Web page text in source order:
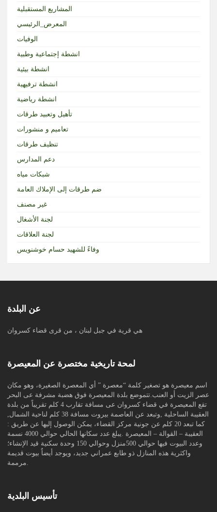
المشاريع المستقبلية
المعرض_الرئيسي
الوفيات
انشطة إجتماعية وطبية
انشطة بيئية
انشطة ترفيهية
انشطة رياضية
تأهيل وتعبيد طرقات
تعاميم و منشورات
تنظيف طرقات
دعم المدارس
شبكات مياه
ضم طرقات إلى الإملاك العامة
غير مصنف
لجنة الأشغال
لجنة العلاقات
وفاءً للشهيد حسام خوشنويس
عن البلدة
هي قرية في جبل لبنان ، من قرى قضاء كسروان
لمحة تاريخية مختصرة عن المعيصرة
اسم معيصرة هو تصغير كلمة “معصرة ” أي المعصرة الصغيرة، وهو مكان
عصر الزيت أو العنب.تتموضع بلدة المعيصرة فوق هضبة مشرفة عى البحر
تقع المعيصرة في قضاء كسروان عى مسافة تقارب 4 كلم تقريباً من بلدة
العقيبة الساحلية ,وتبعد عن العاصمة بيروت مسافة 38 كلم لناحية الشمال,
كما تبعد 20 كلم عن جونية مركز القضاء، يمكن الوصول إليها عن طريق :
العقيبة – القوالة – المعيصرة .يبلغ عدد سكانها الحالي حوالي 4000 نسمة
وعدد البيوت فيها حوالي 500منزل وحوالي 150 وحدة سكنية قيد الإنشاء؛
واكثرية هذه المنازل ذو طابع عمراني جديد، ويوجد أيضاٌ بيوت قديمة
تأسيس البلدية